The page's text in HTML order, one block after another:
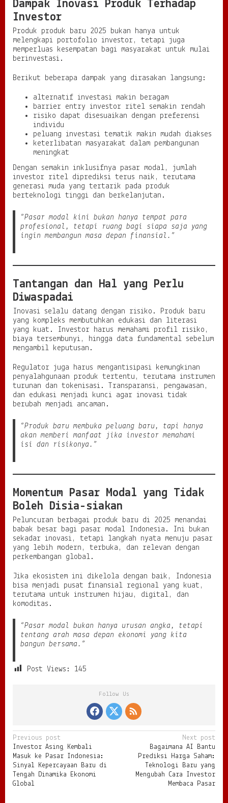
Dampak Inovasi Produk Terhadap
Investor
Produk produk baru 2025 bukan hanya untuk
melengkapi portofolio investor, tetapi juga
memperluas kesempatan bagi masyarakat untuk mulai
berinvestasi.
Berikut beberapa dampak yang dirasakan langsung:
alternatif investasi makin beragam
barrier entry investor ritel semakin rendah
risiko dapat disesuaikan dengan preferensi
individu
peluang investasi tematik makin mudah diakses
keterlibatan masyarakat dalam pembangunan
meningkat
Dengan semakin inklusifnya pasar modal, jumlah
investor ritel diprediksi terus naik, terutama
generasi muda yang tertarik pada produk
berteknologi tinggi dan berkelanjutan.
“Pasar modal kini bukan hanya tempat para
profesional, tetapi ruang bagi siapa saja yang
ingin membangun masa depan finansial.”
Tantangan dan Hal yang Perlu
Diwaspadai
Inovasi selalu datang dengan risiko. Produk baru
yang kompleks membutuhkan edukasi dan literasi
yang kuat. Investor harus memahami profil risiko,
biaya tersembunyi, hingga data fundamental sebelum
mengambil keputusan.
Regulator juga harus mengantisipasi kemungkinan
penyalahgunaan produk tertentu, terutama instrumen
turunan dan tokenisasi. Transparansi, pengawasan,
dan edukasi menjadi kunci agar inovasi tidak
berubah menjadi ancaman.
“Produk baru membuka peluang baru, tapi hanya
akan memberi manfaat jika investor memahami
isi dan risikonya.”
Momentum Pasar Modal yang Tidak
Boleh Disia-siakan
Peluncuran berbagai produk baru di 2025 menandai
babak besar bagi pasar modal Indonesia. Ini bukan
sekadar inovasi, tetapi langkah nyata menuju pasar
yang lebih modern, terbuka, dan relevan dengan
perkembangan global.
Jika ekosistem ini dikelola dengan baik, Indonesia
bisa menjadi pusat finansial regional yang kuat,
terutama untuk instrumen hijau, digital, dan
komoditas.
“Pasar modal bukan hanya urusan angka, tetapi
tentang arah masa depan ekonomi yang kita
bangun bersama.”
Post Views: 145
Follow Us
P
o
s
t
Previous post
Investor Asing Kembali
Masuk ke Pasar Indonesia:
Sinyal Kepercayaan Baru di
Tengah Dinamika Ekonomi
Global
Next post
Bagaimana AI Bantu
Prediksi Harga Saham:
Teknologi Baru yang
Mengubah Cara Investor
Membaca Pasar